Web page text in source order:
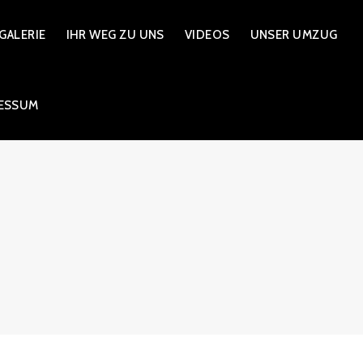
GALERIE IHR WEG ZU UNS VIDEOS UNSER UMZUG